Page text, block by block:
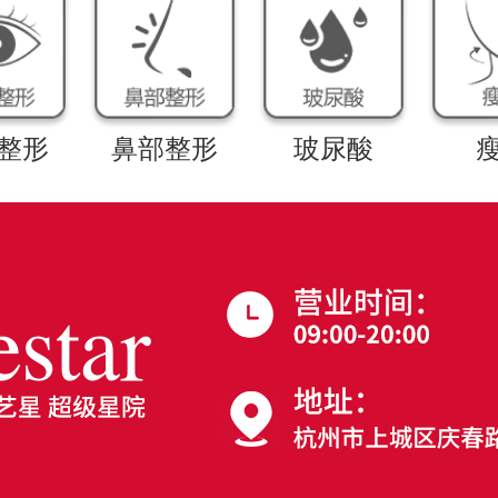
形 鼻部整形 玻尿酸